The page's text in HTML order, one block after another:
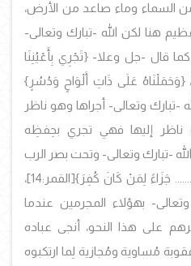
من السماء وماء صاعد من الأرض،
هنا لكن الله -تبارك وتعالى-
قال -جل وعلا- {تَجْرِي بِأَعْيُنِنَا
{وَحَمَلْنَاهُ عَلَى ذَاتِ أَلْوَاحٍ وَدُسُرٍ}
-تبارك وتعالى- أجراها وهو ناظر
ناظر إليها فهي تجري بحِفظِه
-تبارك وتعالى- وتحت بصر الرب
جَزَاءً لِمَنْ كَانَ كُفِرَ}
[القمر:14]،
بهؤلاء المجرمين عندما
على هذا النحو، أنجى عباده
مُساوية ومُجازية لِما ارتكبوه